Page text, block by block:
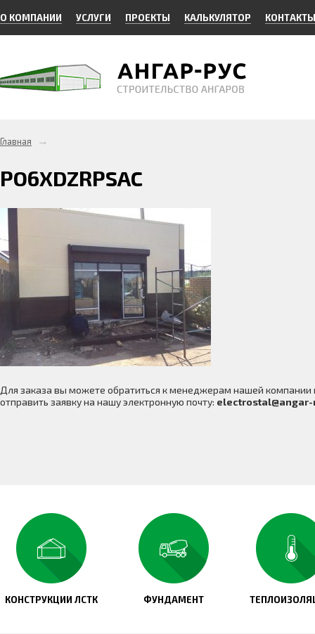
О КОМПАНИИ УСЛУГИ ПРОЕКТЫ КАЛЬКУЛЯТОР КОНТАКТЫ
Главная →
PO6XDZRPSAC
Для заказа вы можете обратиться к менеджерам нашей
отправить заявку на нашу электронную почту:
КОНСТРУКЦИИ ЛСТК ФУНДАМЕНТ